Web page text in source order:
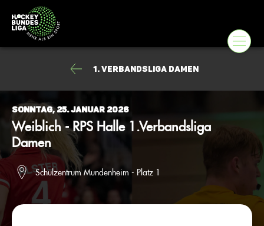
1. Verbandsliga Damen
Sonntag, 25. Januar 2026
Weiblich - RPS Halle 1.Verbandsliga
Damen
Schulzentrum Mundenheim - Platz 1